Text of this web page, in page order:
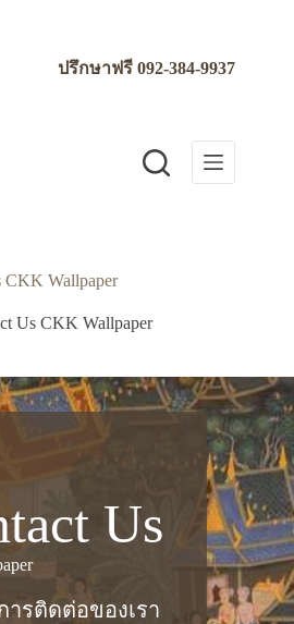
ปรึกษาฟรี092-384-9937
CKK Wallpaper
Us CKK Wallpaper
Us
ารติดต่อของเรา